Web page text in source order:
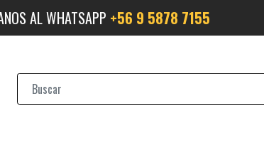
AL WHATSAPP +56 9 5878 7155